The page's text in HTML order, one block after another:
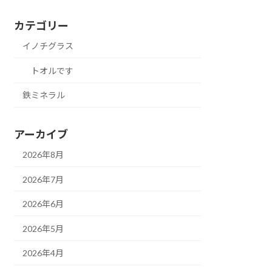
カテゴリー
イノチグラス
トオルです
鉄ミネラル
アーカイブ
2026年8月
2026年7月
2026年6月
2026年5月
2026年4月